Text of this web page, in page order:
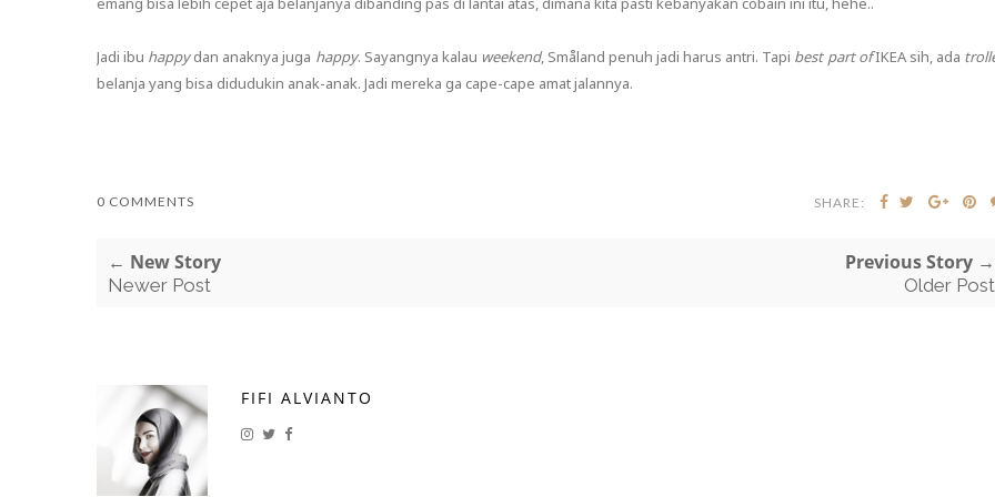
Jadi ibu happydan anaknya juga happy. Sayangnya kalau weekend, Småland penuh jadi harus antri. Tapi best part ofIKEA sih, ada
belanja yang bisa didudukin anak-anak. Jadi mereka ga cape-cape amat jalannya.
0 COMMENTS SHARE:
← New Story
Newer Post
Previous Story →
Older Post
FIFI ALVIANTO